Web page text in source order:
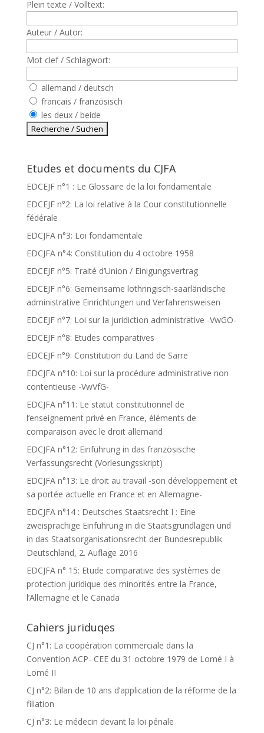
Plein texte / Volltext:
Auteur / Autor:
Mot clef / Schlagwort:
allemand / deutsch
francais / französisch
les deux / beide
Etudes et documents du CJFA
EDCEJF n°1 : Le Glossaire de la loi fondamentale
EDCEJF n°2: La loi relative à la Cour constitutionnelle
fédérale
EDCJFA n°3: Loi fondamentale
EDCJFA n°4: Constitution du 4 octobre 1958
EDCEJF n°5: Traité d’Union / Einigungsvertrag
EDCEJF n°6: Gemeinsame lothringisch-saarländische
administrative Einrichtungen und Verfahrensweisen
EDCEJF n°7: Loi sur la juridiction administrative -VwGO-
EDCEJF n°8: Etudes comparatives
EDCEJF n°9: Constitution du Land de Sarre
EDCJFA n°10: Loi sur la procédure administrative non
contentieuse -VwVfG-
EDCJFA n°11: Le statut constitutionnel de
l’enseignement privé en France, éléments de
comparaison avec le droit allemand
EDCJFA n°12: Einführung in das französische
Verfassungsrecht (Vorlesungsskript)
EDCJFA n°13: Le droit au travail -son développement et
sa portée actuelle en France et en Allemagne-
EDCJFA n°14 : Deutsches Staatsrecht I : Eine
zweisprachige Einführung in die Staatsgrundlagen und
in das Staatsorganisationsrecht der Bundesrepublik
Deutschland, 2. Auflage 2016
EDCJFA n° 15: Etude comparative des systèmes de
protection juridique des minorités entre la France,
l’Allemagne et le Canada
Cahiers juriduqes
CJ n°1: La coopération commerciale dans la
Convention ACP- CEE du 31 octobre 1979 de Lomé I à
Lomé II
CJ n°2: Bilan de 10 ans d’application de la réforme de la
filiation
CJ n°3: Le médecin devant la loi pénale